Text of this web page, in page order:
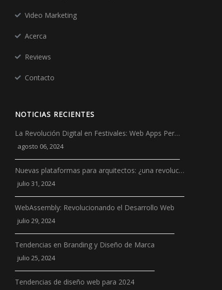
Video Marketing
Acerca
Reviews
Contacto
NOTICIAS RECIENTES
La Revolución Digital en Festivales: Web Apps Per…
agosto 06, 2024
Nuevas plataformas para arquitectos: ¿una revoluc…
julio 31, 2024
WebAssembly: Revolucionando el Desarrollo Web
julio 29, 2024
Tendencias en Branding y Diseño de Marca
julio 25, 2024
Tendencias de diseño web para 2024